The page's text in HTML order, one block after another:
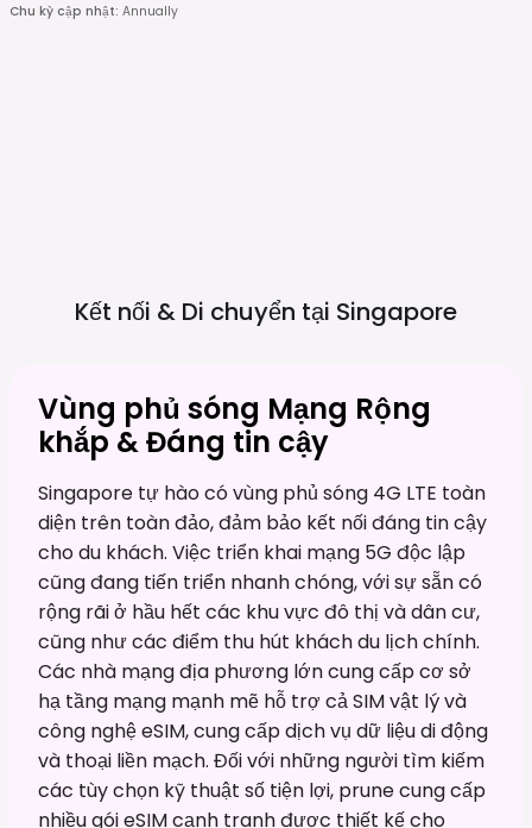
Chu kỳ cập nhật: Annually
Kết nối & Di chuyển tại Singapore
Vùng phủ sóng Mạng Rộng
khắp & Đáng tin cậy
Singapore tự hào có vùng phủ sóng 4G LTE toàn
diện trên toàn đảo, đảm bảo kết nối đáng tin cậy
cho du khách. Việc triển khai mạng 5G độc lập
cũng đang tiến triển nhanh chóng, với sự sẵn có
rộng rãi ở hầu hết các khu vực đô thị và dân cư,
cũng như các điểm thu hút khách du lịch chính.
Các nhà mạng địa phương lớn cung cấp cơ sở
hạ tầng mạng mạnh mẽ hỗ trợ cả SIM vật lý và
công nghệ eSIM, cung cấp dịch vụ dữ liệu di động
và thoại liền mạch. Đối với những người tìm kiếm
các tùy chọn kỹ thuật số tiện lợi, prune cung cấp
nhiều gói eSIM cạnh tranh được thiết kế cho